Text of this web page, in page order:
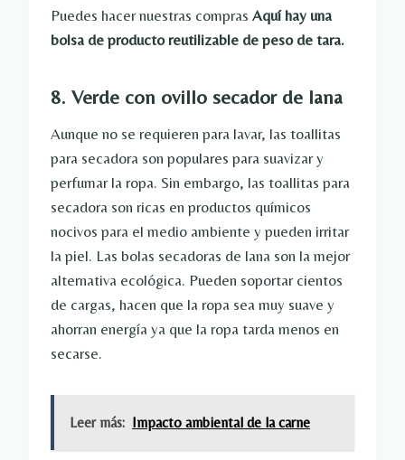
Puedes hacer nuestras compras Aquí hay una
bolsa de producto reutilizable de peso de tara.
8. Verde con ovillo secador de lana
Aunque no se requieren para lavar, las toallitas
para secadora son populares para suavizar y
perfumar la ropa. Sin embargo, las toallitas para
secadora son ricas en productos químicos
nocivos para el medio ambiente y pueden irritar
la piel. Las bolas secadoras de lana son la mejor
alternativa ecológica. Pueden soportar cientos
de cargas, hacen que la ropa sea muy suave y
ahorran energía ya que la ropa tarda menos en
secarse.
Leer más: Impacto ambiental de la carne